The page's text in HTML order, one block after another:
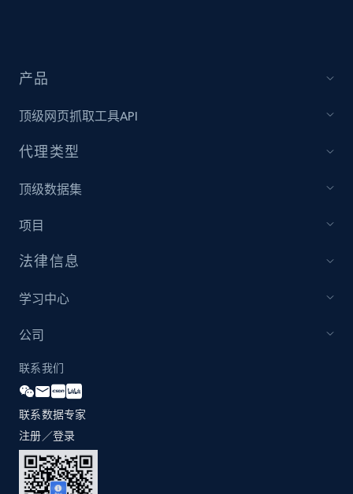
Video length, Likes, Views, and more.
8.1K+ 714+
Youtube - Videos posts - Discovery records
Video length, Likes, Views, and more.
8.1K+
Youtube - Videos posts - Discovery videos
by podcast url
URL, Title, Youtuber, Youtuber md5, Video url,
Video length, Likes, Views, and more.
8.1K+
产品
顶级网页抓取工具API
代理类型
顶级数据集
项目
法律信息
学习中心
公司
联系我们
联系数据专家
注册／登录